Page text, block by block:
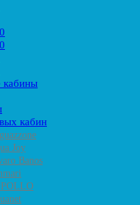
кабины
кабин
Joy
Banos